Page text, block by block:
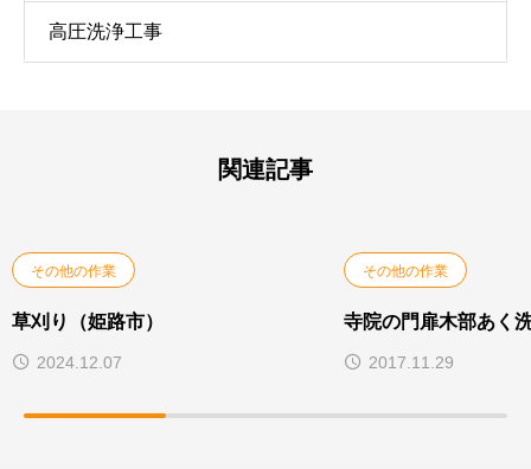
高圧洗浄工事
関連記事
その他の作業
草刈り（姫路市）
2024.12.07
その他の作業
寺院の門扉木部あく
2017.11.29